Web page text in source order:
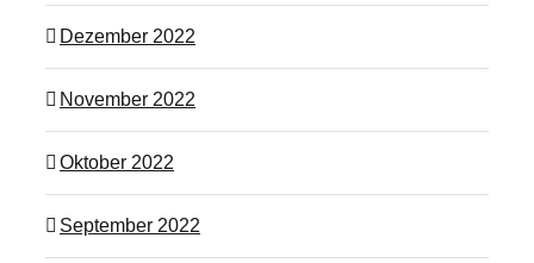
Dezember 2022
November 2022
Oktober 2022
September 2022